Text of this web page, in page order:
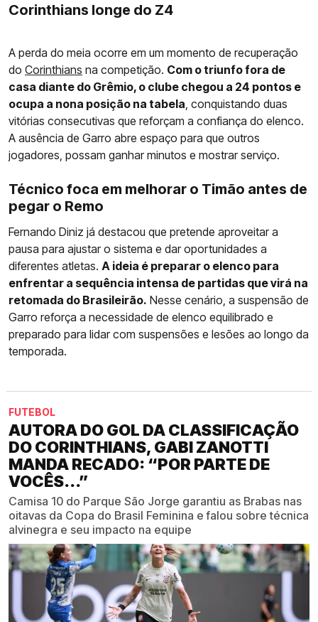
Corinthians longe do Z4
A perda do meia ocorre em um momento de recuperação
do Corinthians na competição. Com o triunfo fora de
casa diante do Grêmio, o clube chegou a 24 pontos e
ocupa a nona posição na tabela , conquistando duas
vitórias consecutivas que reforçam a confiança do elenco.
A ausência de Garro abre espaço para que outros
jogadores, possam ganhar minutos e mostrar serviço.
Técnico foca em melhorar o Timão antes de
pegar o Remo
Fernando Diniz já destacou que pretende aproveitar a
pausa para ajustar o sistema e dar oportunidades a
diferentes atletas. A ideia é preparar o elenco para
enfrentar a sequência intensa de partidas que virá na
retomada do Brasileirão. Nesse cenário, a suspensão de
Garro reforça a necessidade de elenco equilibrado e
preparado para lidar com suspensões e lesões ao longo da
temporada.
FUTEBOL
AUTORA DO GOL DA CLASSIFICAÇÃO
DO CORINTHIANS, GABI ZANOTTI
MANDA RECADO: “POR PARTE DE
VOCÊS...”
Camisa 10 do Parque São Jorge garantiu as Brabas nas
oitavas da Copa do Brasil Feminina e falou sobre técnica
alvinegra e seu impacto na equipe